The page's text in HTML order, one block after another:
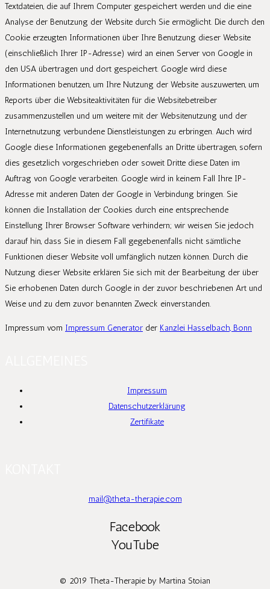
Textdateien, die auf Ihrem Computer gespeichert werden und die eine
Analyse der Benutzung der Website durch Sie ermöglicht. Die durch den
Cookie erzeugten Informationen über Ihre Benutzung dieser Website
(einschließlich Ihrer IP-Adresse) wird an einen Server von Google in
den USA übertragen und dort gespeichert. Google wird diese
Informationen benutzen, um Ihre Nutzung der Website auszuwerten, um
Reports über die Websiteaktivitäten für die Websitebetreiber
zusammenzustellen und um weitere mit der Websitenutzung und der
Internetnutzung verbundene Dienstleistungen zu erbringen. Auch wird
Google diese Informationen gegebenenfalls an Dritte übertragen, sofern
dies gesetzlich vorgeschrieben oder soweit Dritte diese Daten im
Auftrag von Google verarbeiten. Google wird in keinem Fall Ihre IP-
Adresse mit anderen Daten der Google in Verbindung bringen. Sie
können die Installation der Cookies durch eine entsprechende
Einstellung Ihrer Browser Software verhindern; wir weisen Sie jedoch
darauf hin, dass Sie in diesem Fall gegebenenfalls nicht sämtliche
Funktionen dieser Website voll umfänglich nutzen können. Durch die
Nutzung dieser Website erklären Sie sich mit der Bearbeitung der über
Sie erhobenen Daten durch Google in der zuvor beschriebenen Art und
Weise und zu dem zuvor benannten Zweck einverstanden.
Impressum vom Impressum Generator der Kanzlei Hasselbach, Bonn
Impressum
Datenschutzerklärung
Zertifikate
mail@theta-therapie.com
Facebook
YouTube
© 2019 Theta-Therapie by Martina Stoian